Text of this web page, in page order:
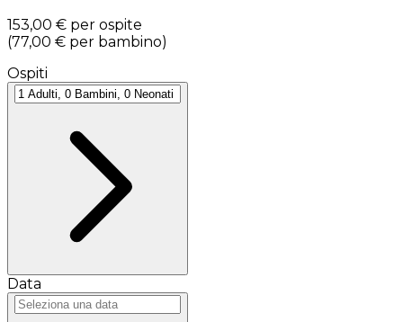
153,00 € per ospite
(77,00 € per bambino)
Ospiti
Data